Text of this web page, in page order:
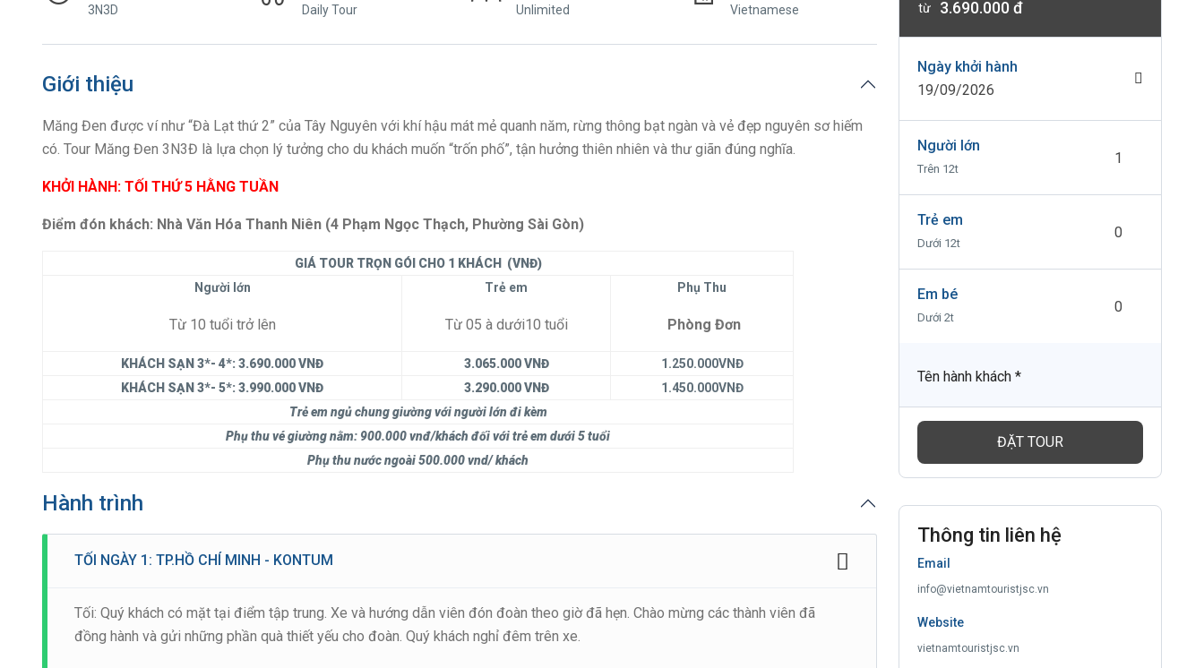
3N3D
Daily Tour
Unlimited
Vietnamese
Giới thiệu
Măng Đen được ví như “Đà Lạt thứ 2” của Tây Nguyên với khí hậu mát mẻ quanh năm, rừng thông bạt ngàn và vẻ đẹp nguyên sơ hiếm
có. Tour Măng Đen 3N3Đ là lựa chọn lý tưởng cho du khách muốn “trốn phố”, tận hưởng thiên nhiên và thư giãn đúng nghĩa.
KHỞI HÀNH: TỐI THỨ 5 HẰNG TUẦN
Điểm đón khách: Nhà Văn Hóa Thanh Niên (4 Phạm Ngọc Thạch, Phường Sài Gòn)
GIÁ TOUR TRỌN GÓI CHO 1 KHÁCH
(VNĐ)
Người lớn
Từ 10 tuổi trở lên
Trẻ em
Từ 05 à dưới10 tuổi
Phụ Thu
Phòng Đơn
KHÁCH SẠN 3*- 4*: 3.690.000 VNĐ 3.065.000 VNĐ
1.250.000VNĐ
KHÁCH SẠN 3*- 5*: 3.990.000 VNĐ 3.290.000 VNĐ
1.450.000VNĐ
Trẻ em ngủ chung giường với người lớn đi kèm
Phụ thu vé giường nằm: 900.000 vnđ/khách đối với trẻ em dưới 5 tuổi
Phụ thu nước ngoài500.000 vnd/ khách
Hành trình
TỐI NGÀY 1: TP.HỒ CHÍ MINH - KONTUM
Tối: Quý khách có mặt tại điểm tập trung. Xe và hướng dẫn viên đón đoàn theo giờ đã hẹn. Chào mừng các thành viên đã
đồng hành và gửi những phần quà thiết yếu cho đoàn. Quý khách nghỉ đêm trên xe.
từ 3.690.000 đ
Ngày khởi hành
19/09/2026
Người lớn
Trên 12t
Trẻ em
Dưới 12t
Em bé
Dưới 2t
Tên hành khách *
ĐẶT TOUR
Thông tin liên hệ
Email
info@vietnamtouristjsc.vn
Website
vietnamtouristjsc.vn